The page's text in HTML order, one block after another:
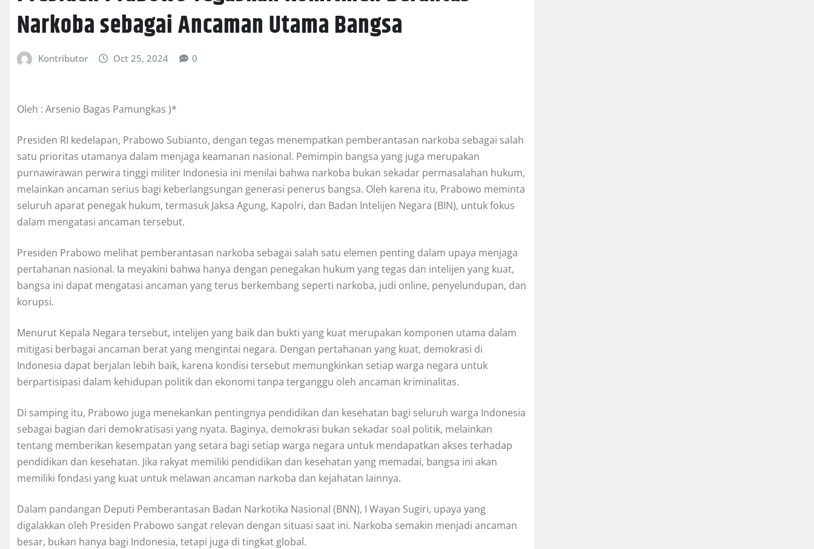
Narkoba sebagai Ancaman Utama Bangsa
Kontributor Oct 25, 2024 0
Oleh : Arsenio Bagas Pamungkas )*
Presiden RI kedelapan, Prabowo Subianto, dengan tegas menempatkan pemberantasan narkoba sebagai salah
satu prioritas utamanya dalam menjaga keamanan nasional. Pemimpin bangsa yang juga merupakan
purnawirawan perwira tinggi militer Indonesia ini menilai bahwa narkoba bukan sekadar permasalahan hukum,
melainkan ancaman serius bagi keberlangsungan generasi penerus bangsa. Oleh karena itu, Prabowo meminta
seluruh aparat penegak hukum, termasuk Jaksa Agung, Kapolri, dan Badan Intelijen Negara (BIN), untuk fokus
dalam mengatasi ancaman tersebut.
Presiden Prabowo melihat pemberantasan narkoba sebagai salah satu elemen penting dalam upaya menjaga
pertahanan nasional. Ia meyakini bahwa hanya dengan penegakan hukum yang tegas dan intelijen yang kuat,
bangsa ini dapat mengatasi ancaman yang terus berkembang seperti narkoba, judi online, penyelundupan, dan
korupsi.
Menurut Kepala Negara tersebut, intelijen yang baik dan bukti yang kuat merupakan komponen utama dalam
mitigasi berbagai ancaman berat yang mengintai negara. Dengan pertahanan yang kuat, demokrasi di
Indonesia dapat berjalan lebih baik, karena kondisi tersebut memungkinkan setiap warga negara untuk
berpartisipasi dalam kehidupan politik dan ekonomi tanpa terganggu oleh ancaman kriminalitas.
Di samping itu, Prabowo juga menekankan pentingnya pendidikan dan kesehatan bagi seluruh warga Indonesia
sebagai bagian dari demokratisasi yang nyata. Baginya, demokrasi bukan sekadar soal politik, melainkan
tentang memberikan kesempatan yang setara bagi setiap warga negara untuk mendapatkan akses terhadap
pendidikan dan kesehatan. Jika rakyat memiliki pendidikan dan kesehatan yang memadai, bangsa ini akan
memiliki fondasi yang kuat untuk melawan ancaman narkoba dan kejahatan lainnya.
Dalam pandangan Deputi Pemberantasan Badan Narkotika Nasional (BNN), I Wayan Sugiri, upaya yang
digalakkan oleh Presiden Prabowo sangat relevan dengan situasi saat ini. Narkoba semakin menjadi ancaman
besar, bukan hanya bagi Indonesia, tetapi juga di tingkat global.